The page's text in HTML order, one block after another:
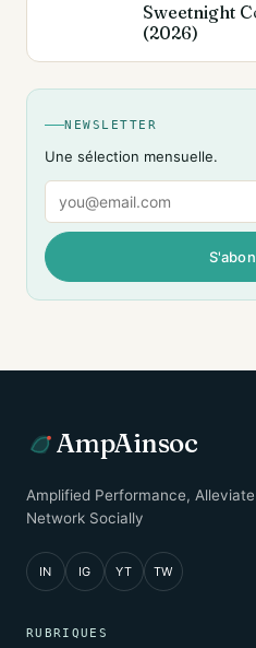
Sweetnight
(2026)
NEWSLETTER
Une sélection mensuelle.
Email
AmpAinsoc
Amplified Performance,
Network Socially
IN IG YT TW
RUBRIQUES